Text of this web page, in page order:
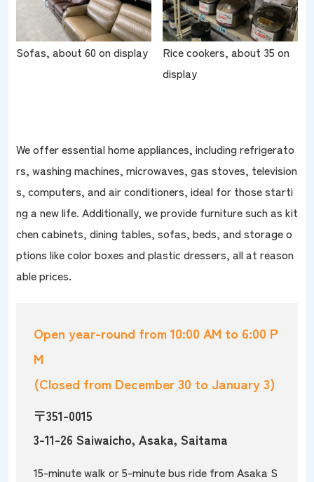
Sofas, about 60 on display
Rice cookers, about 35 on
display
We offer essential home appliances, including refrigerato
rs, washing machines, microwaves, gas stoves, television
s, computers, and air conditioners, ideal for those starti
ng a new life. Additionally, we provide furniture such as kit
chen cabinets, dining tables, sofas, beds, and storage o
ptions like color boxes and plastic dressers, all at reason
able prices.
Open year-round from 10:00 AM to 6:00 P
M
(Closed from December 30 to January 3)
〒351-0015
3-11-26 Saiwaicho, Asaka, Saitama
15-minute walk or 5-minute bus ride from Asaka S